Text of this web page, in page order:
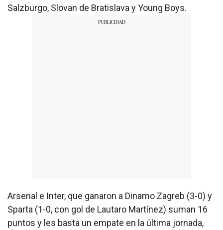
Salzburgo, Slovan de Bratislava y Young Boys.
Arsenal e Inter, que ganaron a Dinamo Zagreb (3-0) y
Sparta (1-0, con gol de Lautaro Martínez) suman 16
puntos y les basta un empate en la última jornada,